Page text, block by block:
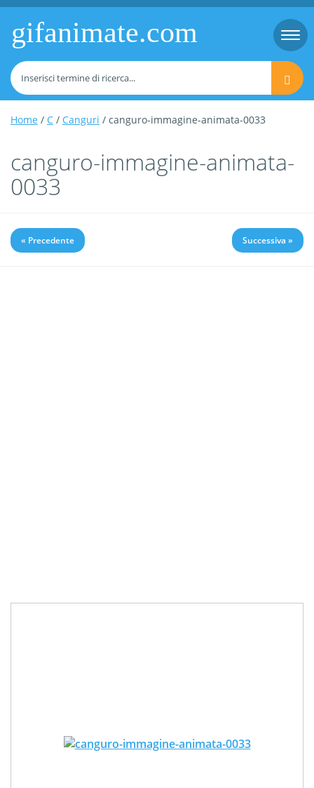
gifanimate.com
Home / C / Canguri / canguro-immagine-animata-0033
canguro-immagine-animata-
0033
« Precedente Successiva »